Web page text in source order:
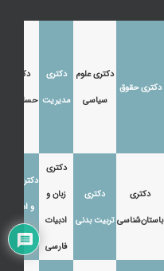
دکتری حقوق
دکتری علوم
سیاسی
دکتری
مدیریت
دکتری
حسابداری
دکتری
باستان‌شناسی
دکتری
تربیت بدنی
دکتری
زبان و
ادبیات
فارسی
دکتری زبان
و ادبیات
عرب